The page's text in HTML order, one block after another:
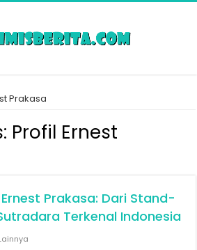
Prakasa
Profil Ernest
Prakasa: Dari Stand-
Terkenal Indonesia